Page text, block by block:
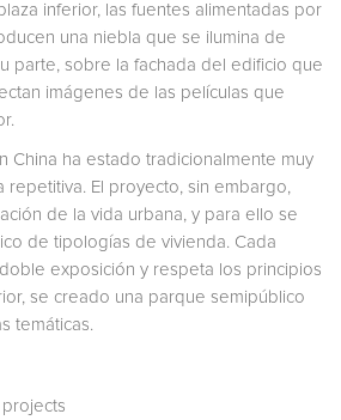
inferior, las fuentes alimentadas por
una niebla que se ilumina de
parte, sobre la fachada del edificio que
imágenes de las películas que
China ha estado tradicionalmente muy
repetitiva. El proyecto, sin embargo,
de la vida urbana, y para ello se
de tipologías de vivienda. Cada
exposición y respeta los principios
se creado una parque semipúblico
temáticas.
projects